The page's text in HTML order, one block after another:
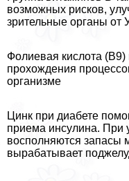
возможных рисков,
зрительные органы от
Фолиевая кислота
прохождения
организме
Цинк при диабете
приема инсулина. При
восполняются запасы
выpaбатывает